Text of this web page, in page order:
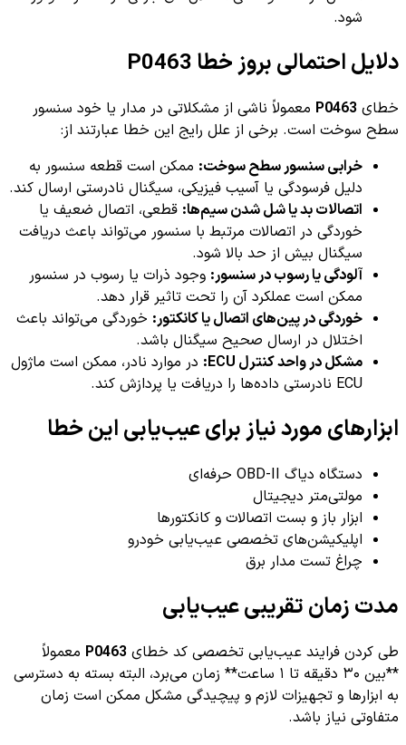
شود.
دلایل احتمالی بروز خطا P0463
خطای P0463 معمولاً ناشی از مشکلاتی در مدار یا خود سنسور
سطح سوخت است. برخی از علل رایج این خطا عبارتند از:
خرابی سنسور سطح سوخت: ممکن است قطعه سنسور به
دلیل فرسودگی یا آسیب فیزیکی، سیگنال نادرستی ارسال کند.
اتصالات بد یا شل شدن سیم‌ها: قطعی، اتصال ضعیف یا
خوردگی در اتصالات مرتبط با سنسور می‌تواند باعث دریافت
سیگنال بیش از حد بالا شود.
آلودگی یا رسوب در سنسور: وجود ذرات یا رسوب در سنسور
ممکن است عملکرد آن را تحت تاثیر قرار دهد.
خوردگی در پین‌های اتصال یا کانکتور: خوردگی می‌تواند باعث
اختلال در ارسال صحیح سیگنال باشد.
مشکل در واحد کنترل ECU:
در موارد نادر، ممکن است ماژول
ECU نادرستی داده‌ها را دریافت یا پردازش کند.
ابزارهای مورد نیاز برای عیب‌یابی این خطا
دستگاه دیاگ OBD-II حرفه‌ای
مولتی‌متر دیجیتال
ابزار باز و بست اتصالات و کانکتورها
اپلیکیشن‌های تخصصی عیب‌یابی خودرو
چراغ تست مدار برق
مدت زمان تقریبی عیب‌یابی
طی کردن فرایند عیب‌یابی تخصصی کد خطای P0463 معمولاً
**بین ۳۰ دقیقه تا ۱ ساعت** زمان می‌برد، البته بسته به دسترسی
به ابزارها و تجهیزات لازم و پیچیدگی مشکل ممکن است زمان
متفاوتی نیاز باشد.